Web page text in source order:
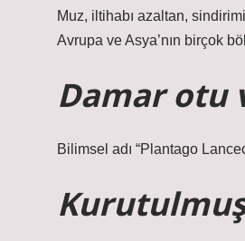
Muz, iltihabı azaltan,
Avrupa ve Asya’nın birçok
Damar otu
Bilimsel adı “Plantago